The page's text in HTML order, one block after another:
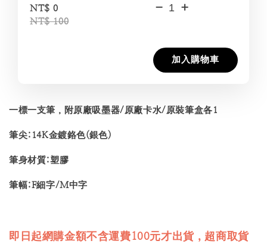
NT$ 0
NT$ 100
- +
加入購物車
一標一支筆，附原廠吸墨器/原廠卡水/原裝筆盒各1
筆尖:14K金鍍鉻色(銀色)
筆身材質:塑膠
筆幅:F細字/M中字
即日起網購金額不含運費100元才出貨，超商取貨